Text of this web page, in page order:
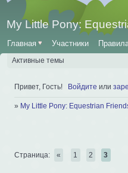
My Little Pony:
Главная ♥ Участники
Активные темы
Привет, Гость! Войдите или
» My Little Pony: Equestrian
Страница: « 1 2 3